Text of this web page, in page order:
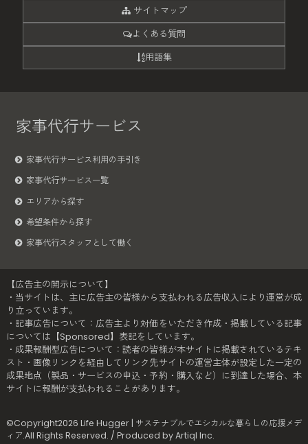
サイトマップ
よくある質問
用語集
家事代行サービス
家事代行サービス利用の手引き
家事代行サービス一覧
エリアから探す
希望条件から探す
家事代行スタッフとして働く
【広告主の開示について】
・当サイトは、主に広告主の皆様から支払われる広告収入により運営が成
り立っています。
・記事広告について：広告主より対価をいただき作成・掲載している記事
については【Sponsored】表記をしています。
・成果報酬型広告について：読者の皆様が本サイトに掲載されているテキ
スト・画像リンクを経由してリンク先サイトの運営主体が設定した一定の
成果地点（製品・サービスの申込・予約・購入など）に到達した場合、本
サイトに報酬が支払われることがあります。
©Copyright2026Life Hugger | サステナブルでエシカルな暮らしの応援メデ
ィア.All Rights Reserved. / Produced byArtiql Inc.